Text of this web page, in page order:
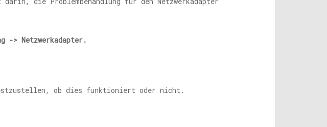
-> Netzwerkadapter.
ob dies funktioniert oder nicht.